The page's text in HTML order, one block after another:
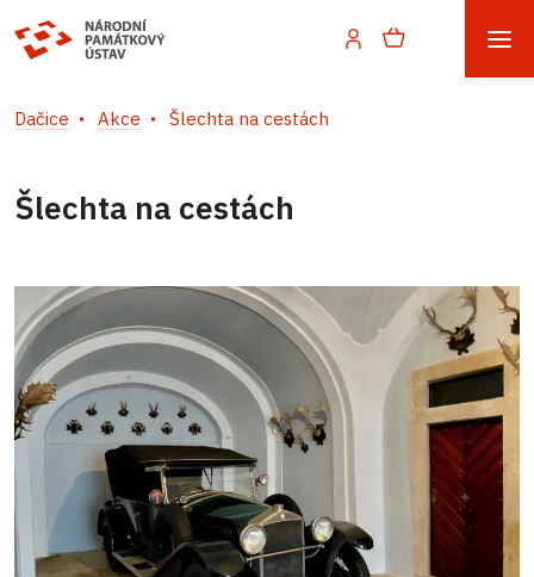
Dačice Akce Šlechta na cestách
Šlechta na cestách